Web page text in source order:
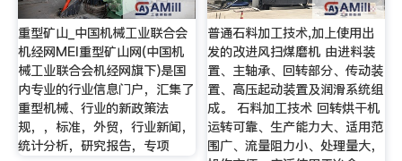
重型矿山_中国机械工业联合会
机经网MEI重型矿山网(中国机
械工业联合会机经网旗下)是国
内专业的行业信息门户，汇集了
重型机械、行业的新政策法
规，，标准，外贸，行业新闻，
统计分析，研究报告，专项
普通石料加工技术,加上使用出
发的改进风扫煤磨机 由进料装
置、主轴承、回转部分、传动装
置、高压起动装置及润滑系统组
成。 石料加工技术 回转烘干机
运转可靠、生产能力大、适用范
围广、流量阻力小、处理量大，